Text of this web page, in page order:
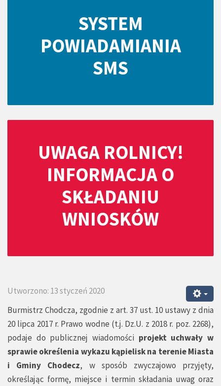
SYSTEM
POWIADAMIANIA
SMS
UWAGA ROLNICY!
INFORMACJA O
SKŁADANIU
WNIOSKÓW
Utworzono: 13 styczeń 2020
Burmistrz Chodcza, zgodnie z art. 37 ust. 10 ustawy z dnia
20 lipca 2017 r. Prawo wodne (t.j. Dz.U. z 2018 r. poz. 2268),
podaje do publicznej wiadomości projekt uchwały w
sprawie określenia wykazu kąpielisk na terenie Miasta
i Gminy Chodecz, w sposób zwyczajowo przyjęty,
określając formę, miejsce i termin składania uwag oraz